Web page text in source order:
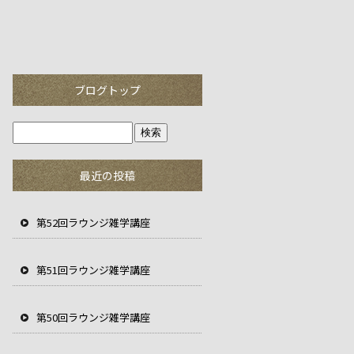
ブログトップ
最近の投稿
第52回ラウンジ雑学講座
第51回ラウンジ雑学講座
第50回ラウンジ雑学講座